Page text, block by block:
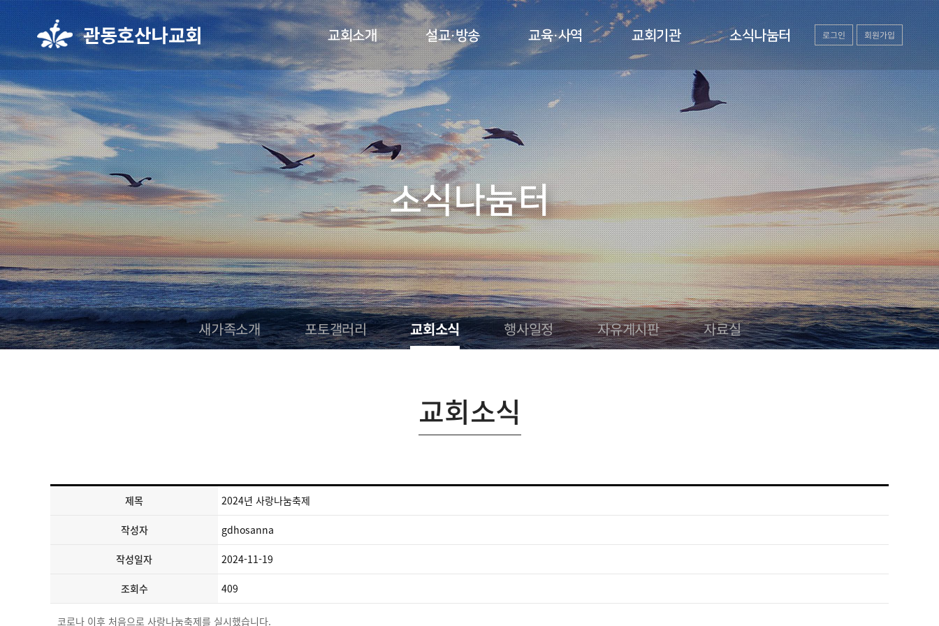
교회소개
담임목사 인사말
교회연혁
예배안내
주보
섬기는 이들
찾아오시는길
설교·방송
주일설교
행사동영상
교육·사역
양육시스템
전도사역
선교사역
온라인헌금
교회기관
유·초등부
중·고등부
청년부
장년부
소식나눔터
새가족소개
포토갤러리
교회소식
행사일정
자유게시판
자료실
로그인 회원가입
소식나눔터
새가족소개 포토갤러리 교회소식 행사일정 자유게시판 자료실
교회소식
제목 2024년 사랑나눔축제
작성자 gdhosanna
작성일자 2024-11-19
조회수 409
코로나 이후 처음으로 사랑나눔축제를 실시했습니다.